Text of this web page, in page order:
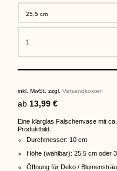
inkl. MwSt. zzgl. Versandkosten
ab 13,99 €
Eine klarglas Falschenvase mit
Produktbild.
Durchmesser: 10 cm
Höhe (wählbar): 25,5 cm oder
Öffnung für Deko /